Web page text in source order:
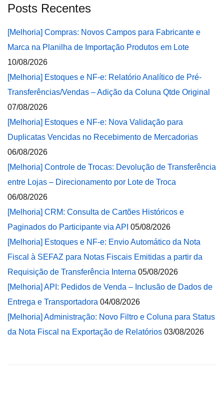
Posts Recentes
[Melhoria] Compras: Novos Campos para Fabricante e
Marca na Planilha de Importação Produtos em Lote
10/08/2026
[Melhoria] Estoques e NF-e: Relatório Analítico de Pré-
Transferências/Vendas – Adição da Coluna Qtde Original
07/08/2026
[Melhoria] Estoques e NF-e: Nova Validação para
Duplicatas Vencidas no Recebimento de Mercadorias
06/08/2026
[Melhoria] Controle de Trocas: Devolução de Transferência
entre Lojas – Direcionamento por Lote de Troca
06/08/2026
[Melhoria] CRM: Consulta de Cartões Históricos e
Paginados do Participante via API 05/08/2026
[Melhoria] Estoques e NF-e: Envio Automático da Nota
Fiscal à SEFAZ para Notas Fiscais Emitidas a partir da
Requisição de Transferência Interna 05/08/2026
[Melhoria] API: Pedidos de Venda – Inclusão de Dados de
Entrega e Transportadora 04/08/2026
[Melhoria] Administração: Novo Filtro e Coluna para Status
da Nota Fiscal na Exportação de Relatórios 03/08/2026